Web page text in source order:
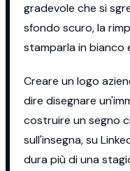
gradevole che si
sfondo scuro, la
stamparla in bianco
Creare un logo
dire disegnare
costruire un segno
sull'insegna, su
dura più di una